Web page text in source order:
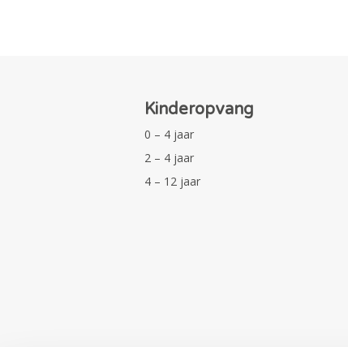
Kinderopvang
0 – 4 jaar
2 – 4 jaar
4 – 12 jaar